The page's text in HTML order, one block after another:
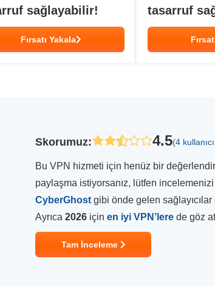
sağlayabilir!
Fırsatı Yakala
tasarruf
Skorumuz: 4.5(4
Bu VPN hizmeti için henüz bir
paylaşma istiyorsanız, lütfen
CyberGhost gibi önde gelen
Ayrıca 2026 için en iyi VPN’lere de göz
Tam İnceleme